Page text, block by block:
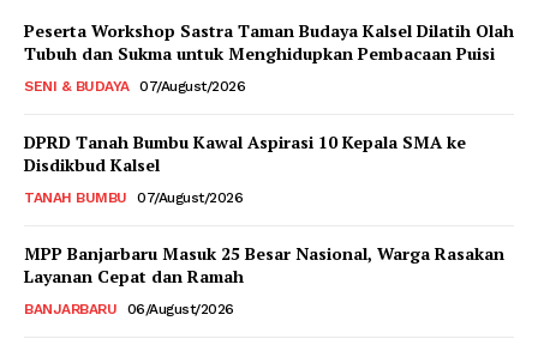
Peserta Workshop Sastra Taman Budaya Kalsel Dilatih Olah
Tubuh dan Sukma untuk Menghidupkan Pembacaan Puisi
SENI & BUDAYA 07/August/2026
DPRD Tanah Bumbu Kawal Aspirasi 10 Kepala SMA ke
Disdikbud Kalsel
TANAH BUMBU 07/August/2026
MPP Banjarbaru Masuk 25 Besar Nasional, Warga Rasakan
Layanan Cepat dan Ramah
BANJARBARU 06/August/2026